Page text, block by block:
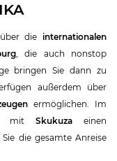
die internationalen
, die auch nonstop
bringen Sie dann zu
außerdem über
ermöglichen. Im
mit Skukuza einen
die gesamte Anreise